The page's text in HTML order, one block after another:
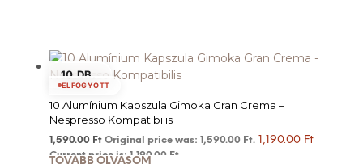
10 DB.
ELFOGYOTT
10 Alumínium Kapszula Gimoka Gran Crema –
Nespresso Kompatibilis
1,590.00Ft Original price was: 1,590.00 Ft. 1,190.00 Ft
Current price is: 1,190.00 Ft.
TOVÁBB OLVASOM